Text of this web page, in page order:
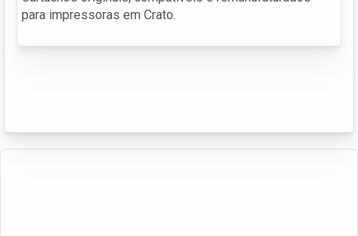
para impressoras em Crato.